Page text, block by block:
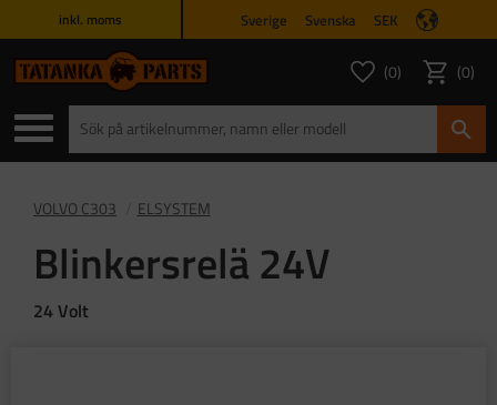
inkl. moms Sverige Svenska SEK
Favoriter
ANTAL
0 Kundvagn
0
VOLVO C303 ELSYSTEM
Blinkersrelä 24V
24 Volt